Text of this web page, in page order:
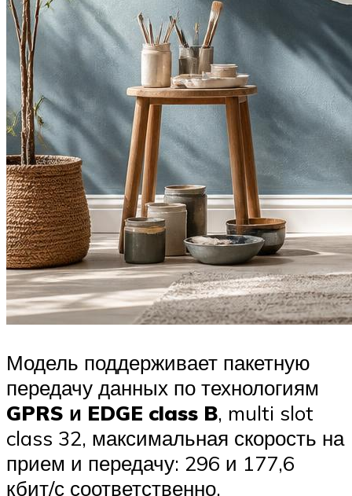
Модель поддерживает пакетную
передачу данных по технологиям
GPRS и EDGE class B, multi slot
class 32, максимальная скорость на
прием и передачу: 296 и 177,6
кбит/с соответственно.